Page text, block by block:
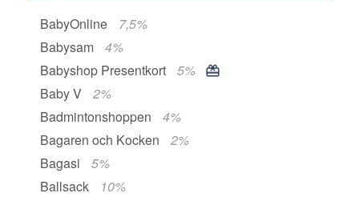
BabyOnline
7,5%
Babysam
4%
Babyshop Presentkort
5%
Baby V
2%
Badmintonshoppen
4%
Bagaren och Kocken
2%
Bagasi
5%
Ballsack
10%